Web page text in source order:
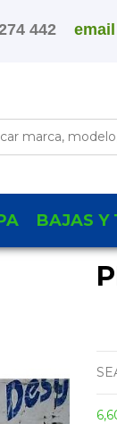
442 email
BAJAS Y